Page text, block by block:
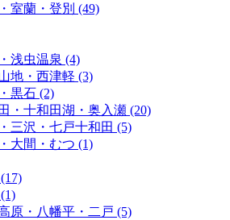
室蘭・登別 (49)
浅虫温泉 (4)
地・西津軽 (3)
黒石 (2)
・十和田湖・奥入瀬 (20)
三沢・七戸十和田 (5)
大間・むつ (1)
(17)
(1)
原・八幡平・二戸 (5)